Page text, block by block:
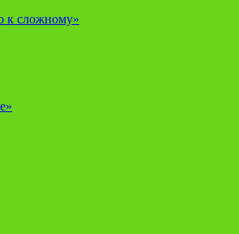
к сложному»